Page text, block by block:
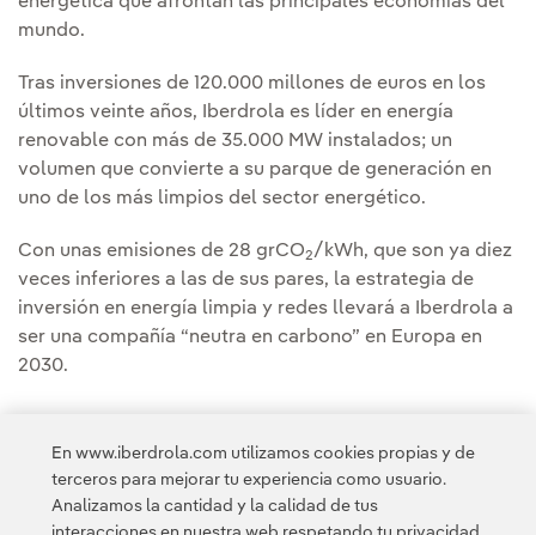
mundo.
Tras inversiones de 120.000 millones de euros en los
últimos veinte años, Iberdrola es líder en energía
renovable con más de 35.000 MW instalados; un
volumen que convierte a su parque de generación en
uno de los más limpios del sector energético.
Con unas emisiones de 28 grCO2/kWh, que son ya diez
veces inferiores a las de sus pares, la estrategia de
inversión en energía limpia y redes llevará a Iberdrola a
ser una compañía “neutra en carbono” en Europa en
2030.
Acceso a información legal
En www.iberdrola.com utilizamos cookies propias y de
terceros para mejorar tu experiencia como usuario.
Analizamos la cantidad y la calidad de tus